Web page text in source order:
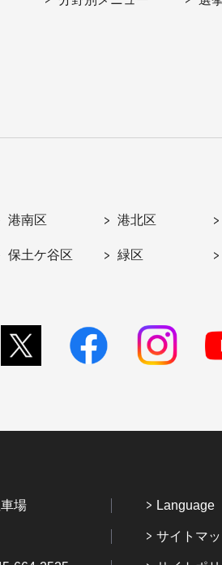
港南区 港北区
保土ケ谷区 緑区
場 Language
サイトマ